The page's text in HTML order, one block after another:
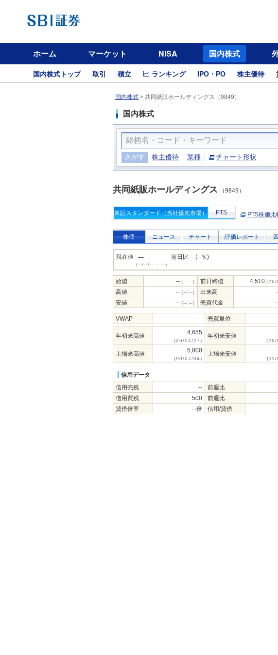
ホーム マーケット NISA 国内株式
国内株式トップ 取引 積立 ランキング IPO・PO 株主優待
国内株式 > 共同紙販ホールディングス（9849）
国内株式
さがす 株主優待 業種 チャート形状
共同紙販ホールディングス （9849）
東証スタンダード（当社優先市場） PTS PTS株価比
株価 ニュース チャート 評価レポート
現在値 --
(--/--/-- --:--)
前日比 -- (--％)
始値 -- (--:--) 前日終値 4,510 (26/
高値 -- (--:--) 出来高
安値 -- (--:--) 売買代金 --
VWAP -- 売買単位
年初来高値 4,655
(26/01/27)
年初来安値
(26/
上場来高値 5,800
(90/07/04)
上場来安値
(11/
信用データ
信用売残
-- 前週比
信用買残
500 前週比
貸借倍率
--倍 信用/貸借